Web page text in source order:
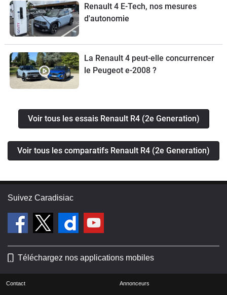
Renault 4 E-Tech, nos mesures
d'autonomie
La Renault 4 peut-elle concurrencer
le Peugeot e-2008 ?
Voir tous les essais Renault R4 (2e Generation)
Voir tous les comparatifs Renault R4 (2e Generation)
Suivez Caradisiac
Téléchargez nos applications mobiles
Contact Annonceurs